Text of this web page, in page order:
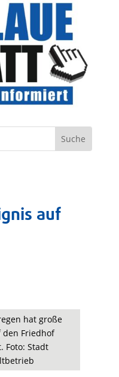
auf
hat große
den Friedhof
Foto: Stadt